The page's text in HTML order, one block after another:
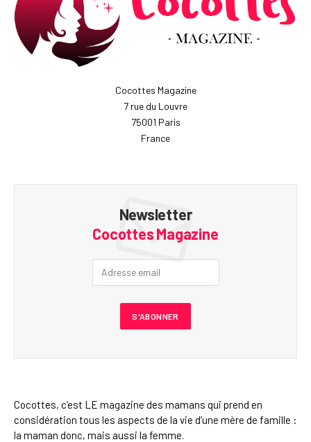
Cocottes Magazine
7 rue du Louvre
75001 Paris
France
Newsletter
Cocottes Magazine
Cocottes, c’est LE magazine des mamans qui prend en
considération tous les aspects de la vie d’une mère de famille :
la maman donc, mais aussi la femme.